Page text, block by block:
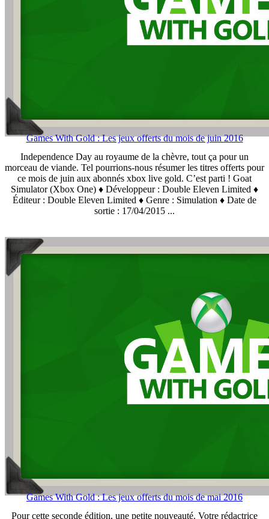
Games With Gold : Les jeux offerts du mois de juin 2016
Independence Day au royaume de la chèvre, tout ça pour un
morceau de viande. Tel pourrions-nous résumer les titres offerts pour
ce mois de juin aux abonnés xbox live gold. C’est parti ! Goat
Simulator (Xbox One) ♦ Développeur : Double Eleven Limited ♦
Éditeur : Double Eleven Limited ♦ Genre : Simulation ♦ Date de
sortie : 17/04/2015 ...
Games With Gold : Les jeux offerts du mois de mai 2016
Pour cette seconde édition, une petite nouveauté. Votre rédactrice